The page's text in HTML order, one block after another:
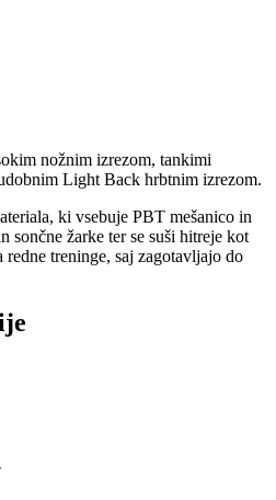
nožnim izrezom, tankimi
Light Back hrbtnim izrezom.
ki vsebuje PBT mešanico in
sončne žarke ter se suši hitreje kot
treninge, saj zagotavljajo do